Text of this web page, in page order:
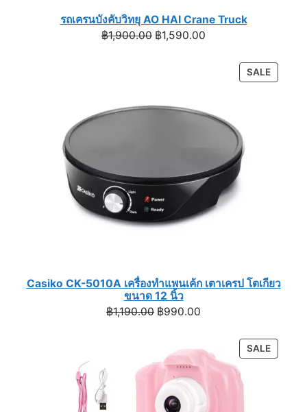
รถเครนบังคับวิทยุ AO HAI Crane Truck
฿1,900.00 Original
฿1,590.00
฿1,590.00.
SALE
ON
Casiko CK-5010A เครื่องทำแพนเค้ก เตาเครป โตเกียว
ขนาด 12 นิ้ว
฿1,190.00 Original
฿1,190.00.
฿990.00
฿990.00.
SALE
ON